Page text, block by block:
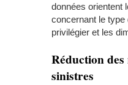
données orientent
concernant le type
privilégier et les
Réduction
sinistres